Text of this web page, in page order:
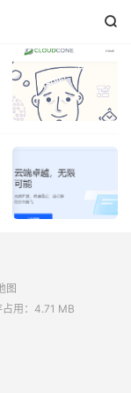

共 2 篇文章
图
用：4.71 MB